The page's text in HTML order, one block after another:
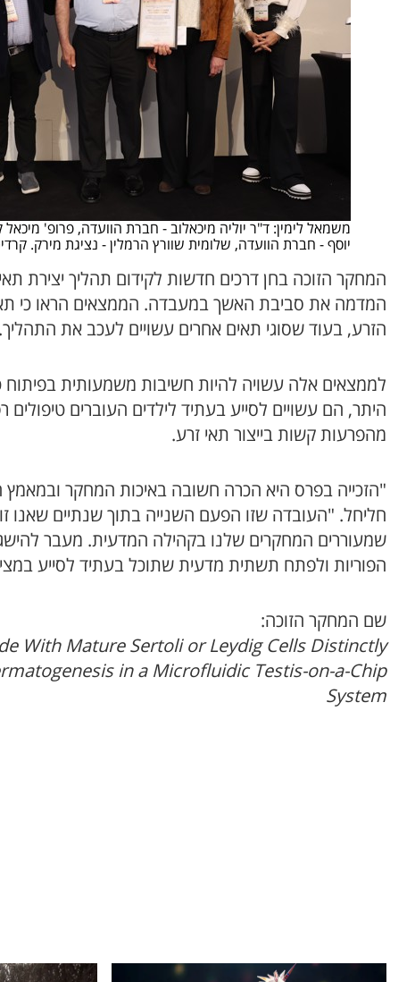
משמאל לימין: ד"ר יוליה מיכאלוב - חברת הוועדה, פרופ'
יוסף - חברת הוועדה, שלומית שוורץ הרמלין - נציגת מירק.
המחקר הזוכה בחן דרכים חדשות לקידום תהליך יצירת
המדמה את סביבת האשך במעבדה. הממצאים הראו כי
הזרע, בעוד שסוגי תאים אחרים עשויים לעכב את התהליך.
לממצאים אלה עשויה להיות חשיבות משמעותית בפיתוח
היתר, הם עשויים לסייע בעתיד לילדים העוברים טיפולים
מהפרעות קשות בייצור תאי זרע.
"הזכייה בפרס היא הכרה חשובה באיכות המחקר
חליחל. "העובדה שזו הפעם השנייה בתוך שנתיים שאנו
שמעוררים המחקרים שלנו בקהילה המדעית. מעבר
הפוריות ולפתח תשתית מדעית שתוכל בעתיד לסייע
שם המחקר הזוכה:
With Mature Sertoli or Leydig Cells Distinctly
in a Microfluidic Testis-on-a-Chip
System